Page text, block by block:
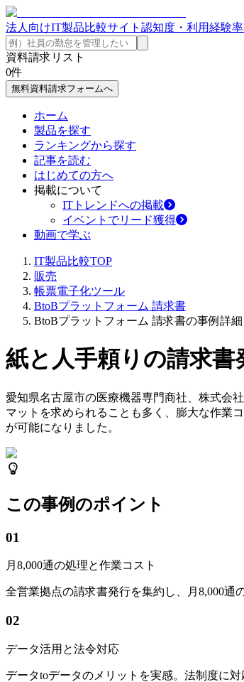
法人向けIT製品比較サイト 認知度・利用経験率
資料請求リスト
0件
無料資料請求フォームへ
ホーム
製品を探す
ランキングから探す
記事を読む
はじめての方へ
掲載について
ITトレンドへの掲載
イベントでリード獲得
動画で学ぶ
IT製品比較TOP
販売
帳票電子化ツール
BtoBプラットフォーム 請求書
BtoBプラットフォーム 請求書の事例詳細
紙と人手頼りの請求書
愛知県名古屋市の医療機器専門商社、株式会
マットを求められることも多く、膨大な作業
が可能になりました。
この事例のポイント
01
月8,000通の処理と作業コスト
全営業拠点の請求書発行を集約し、月8,000通
02
データ活用と法令対応
データtoデータのメリットを実感。法制度に